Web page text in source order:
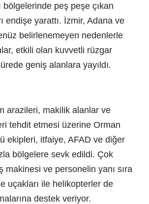
bölgelerinde peş peşe çıkan
endişe yarattı. İzmir, Adana ve
belirlenemeyen nedenlerle
etkili olan kuvvetli rüzgar
geniş alanlara yayıldı.
arazileri, makilik alanlar ve
tehdit etmesi üzerine Orman
ekipleri, itfaiye, AFAD ve diğer
bölgelere sevk edildi. Çok
makinesi ve personelin yanı sıra
uçakları ile helikopterler de
destek veriyor.